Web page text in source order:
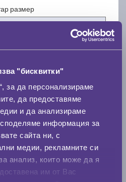
"бисквитки"
за да персонализираме
да предоставяме
и да анализираме
информация за
сайта ни, с
медии, рекламните си
анализ, които може да я
им от Вас
размер
размер
размер